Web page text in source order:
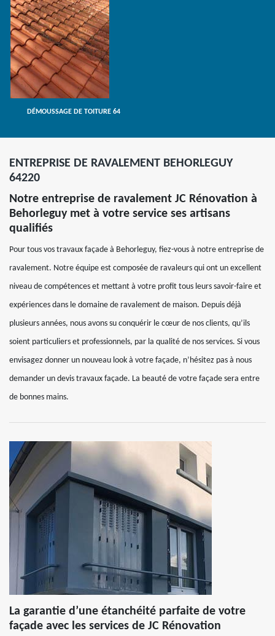
DÉMOUSSAGE DE TOITURE 64
ENTREPRISE DE RAVALEMENT BEHORLEGUY
64220
Notre entreprise de ravalement JC Rénovation à
Behorleguy met à votre service ses artisans
qualifiés
Pour tous vos travaux façade à Behorleguy, fiez-vous à notre entreprise de
ravalement. Notre équipe est composée de ravaleurs qui ont un excellent
niveau de compétences et mettant à votre profit tous leurs savoir-faire et
expériences dans le domaine de ravalement de maison. Depuis déjà
plusieurs années, nous avons su conquérir le cœur de nos clients, qu’ils
soient particuliers et professionnels, par la qualité de nos services. Si vous
envisagez donner un nouveau look à votre façade, n’hésitez pas à nous
demander un devis travaux façade. La beauté de votre façade sera entre
de bonnes mains.
La garantie d’une étanchéité parfaite de votre
façade avec les services de JC Rénovation